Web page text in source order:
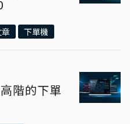
下單機
階的下單